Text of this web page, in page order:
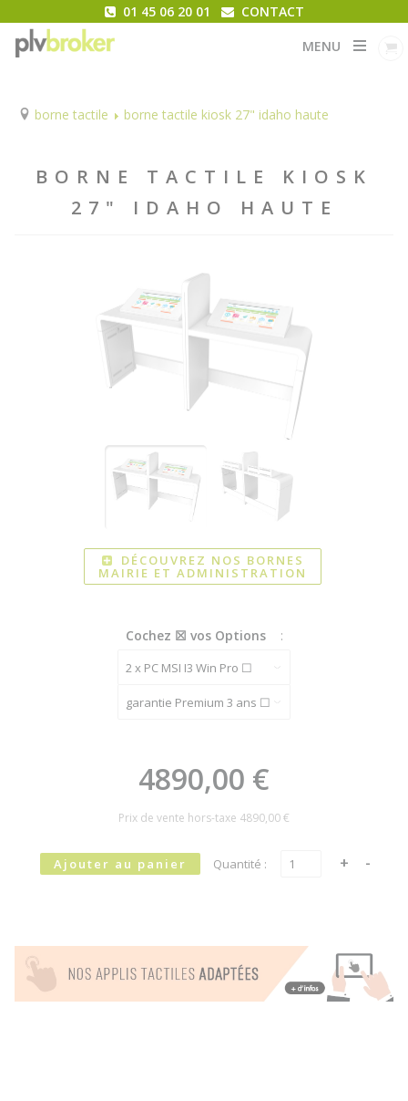
MENU
borne tactile borne tactile kiosk 27" idaho haute
01 45 06 20 01 CONTACT
BORNE TACTILE KIOSK
27" IDAHO HAUTE
DÉCOUVREZ NOS BORNES
MAIRIE ET ADMINISTRATION
Cochez ☒ vos Options :
4890,00 €
Prix de vente hors-taxe 4890,00 €
Quantité :